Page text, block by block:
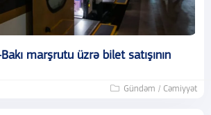
marşrutu üzrə bilet satışının
Gündəm / Cəmiyyət